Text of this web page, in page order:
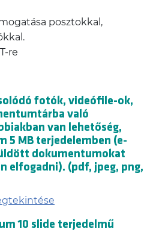
posztokkal,
re
fotók, videófile-ok,
való
van lehetőség,
5 MB terjedelemben (e-
dokumentumokat
elfogadni). (pdf, jpeg, png,
10 slide terjedelmű